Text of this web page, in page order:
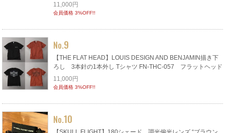
11,000円
会員価格 3%OFF!!
No.9
【THE FLAT HEAD】LOUIS DESIGN AND BENJAMIN描き下
ろし 3本針の1本外し Tシャツ FN-THC-057 フラットヘッド
11,000円
会員価格 3%OFF!!
No.10